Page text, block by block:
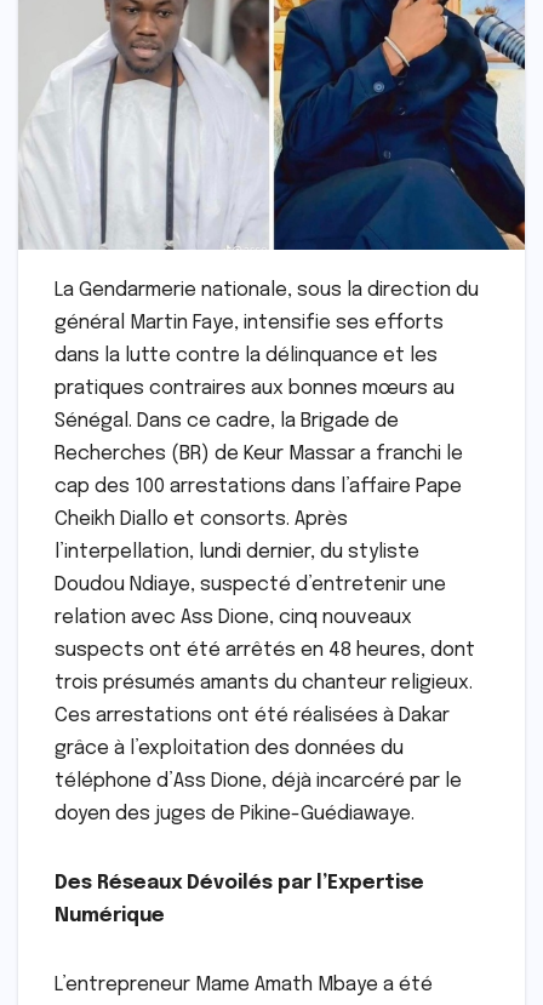
La Gendarmerie nationale, sous la direction du
général Martin Faye, intensifie ses efforts
dans la lutte contre la délinquance et les
pratiques contraires aux bonnes mœurs au
Sénégal. Dans ce cadre, la Brigade de
Recherches (BR) de Keur Massar a franchi le
cap des 100 arrestations dans l’affaire Pape
Cheikh Diallo et consorts. Après
l’interpellation, lundi dernier, du styliste
Doudou Ndiaye, suspecté d’entretenir une
relation avec Ass Dione, cinq nouveaux
suspects ont été arrêtés en 48 heures, dont
trois présumés amants du chanteur religieux.
Ces arrestations ont été réalisées à Dakar
grâce à l’exploitation des données du
téléphone d’Ass Dione, déjà incarcéré par le
doyen des juges de Pikine-Guédiawaye.
Des Réseaux Dévoilés par l’Expertise
Numérique
L’entrepreneur Mame Amath Mbaye a été